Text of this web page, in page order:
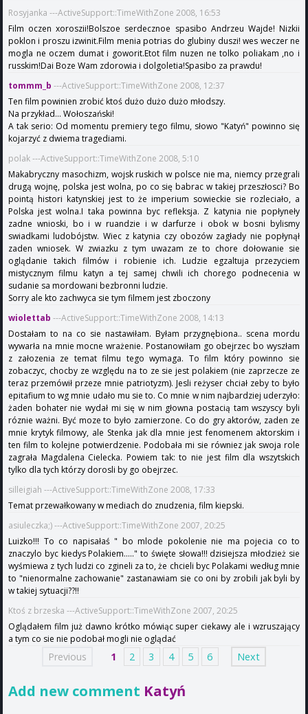
Rosyjanka ---ActiveSupport::TimeWithZone 2008, 16:53
Film oczen xoroszii!Bolszoe serdecznoe spasibo Andrzeu Wajde! Nizkii
poklon i proszu izwinit.Film menia potrias do glubiny duszi! wes weczer ne
mogla ne oczem dumat i goworit.Etot film nuzen ne tolko poliakam ,no i
russkim!Dai Boze Wam zdorowia i dolgoletia!Spasibo za prawdu!
tommm_b ---ActiveSupport::TimeWithZone 2008, 12:37
Ten film powinien zrobić ktoś dużo dużo dużo młodszy.
Na przykład... Wołoszański!
A tak serio: Od momentu premiery tego filmu, słowo "Katyń" powinno się
kojarzyć z dwiema tragediami.
polak ---ActiveSupport::TimeWithZone 2008, 5:10
Makabryczny masochizm, wojsk ruskich w polsce nie ma, niemcy przegrali
drugą wojnę, polska jest wolna, po co się babrac w takiej przeszłosci? Bo
pointą histori katynskiej jest to że imperium sowieckie sie rozleciało, a
Polska jest wolna.I taka powinna byc refleksja. Z katynia nie popłyneły
zadne wnioski, bo i w ruandzie i w darfurze i obok w bosni bylismy
swiadkami ludobójstw. Wiec z katynia czy obozów zagłady nie popłynął
zaden wniosek. W zwiazku z tym uwazam ze to chore dołowanie sie
oglądanie takich filmów i robienie ich. Ludzie egzaltuja przezyciem
mistycznym filmu katyn a tej samej chwili ich chorego podnecenia w
sudanie sa mordowani bezbronni ludzie.
Sorry ale kto zachwyca sie tym filmem jest zboczony
wiolettab ---ActiveSupport::TimeWithZone 2008, 14:13
Dostałam to na co sie nastawiłam. Byłam przygnębiona.. scena mordu
wywarła na mnie mocne wrażenie. Postanowiłam go obejrzec bo wyszłam
z załozenia ze temat filmu tego wymaga. To film który powinno sie
zobaczyc, chocby ze względu na to ze sie jest polakiem (nie zaprzecze ze
teraz przemówił przeze mnie patriotyzm). Jesli reżyser chciał zeby to było
epitafium to wg mnie udało mu sie to. Co mnie w nim najbardziej uderzyło:
żaden bohater nie wydał mi się w nim głowna postacią tam wszyscy byli
róznie ważni. Być moze to było zamierzone. Co do gry aktorów, zaden ze
mnie krytyk filmowy, ale Stenka jak dla mnie jest fenomenem aktorskim i
ten film to kolejne potwierdzenie. Podobała mi sie równiez jak swoja role
zagrała Magdalena Cielecka. Powiem tak: to nie jest film dla wszytskich
tylko dla tych którzy dorosli by go obejrzec.
silleigiah ---ActiveSupport::TimeWithZone 2008, 17:33
Temat przewałkowany w mediach do znudzenia, film kiepski.
asiuleczka;) ---ActiveSupport::TimeWithZone 2007, 20:25
Luizko!!! To co napisałaś " bo mlode pokolenie nie ma pojecia co to
znaczylo byc kiedys Polakiem....." to święte słowa!!! dzisiejsza młodzież sie
wyśmiewa z tych ludzi co zgineli za to, że chcieli byc Polakami według mnie
to "nienormalne zachowanie" zastanawiam sie co oni by zrobili jak byli by
w takiej sytuacji??!!
Ktoś z brzeska ---ActiveSupport::TimeWithZone 2007, 20:25
Oglądałem film już dawno krótko mówiąc super ciekawy ale i wzruszający
a tym co sie nie podobał mogli nie oglądać
Previous 1 2 3 4 5 6 Next
Add new comment Katyń